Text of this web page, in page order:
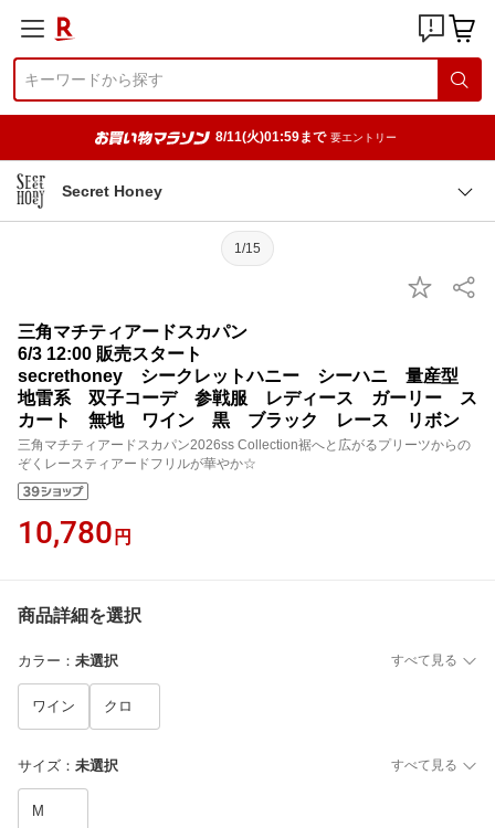
8/11(火)01:59まで 要エントリー
Secret Honey
1/15
三角マチティアードスカパン
6/3 12:00 販売スタート
secrethoney シークレットハニー シーハニ 量産型
地雷系 双子コーデ 参戦服 レディース ガーリー ス
カート 無地 ワイン 黒 ブラック レース リボン
三角マチティアードスカパン2026ss Collection裾へと広がるプリーツからの
ぞくレースティアードフリルが華やか☆
10,780 円
商品詳細を選択
カラー ： 未選択 すべて見る
ワイン クロ
サイズ ： 未選択 すべて見る
M